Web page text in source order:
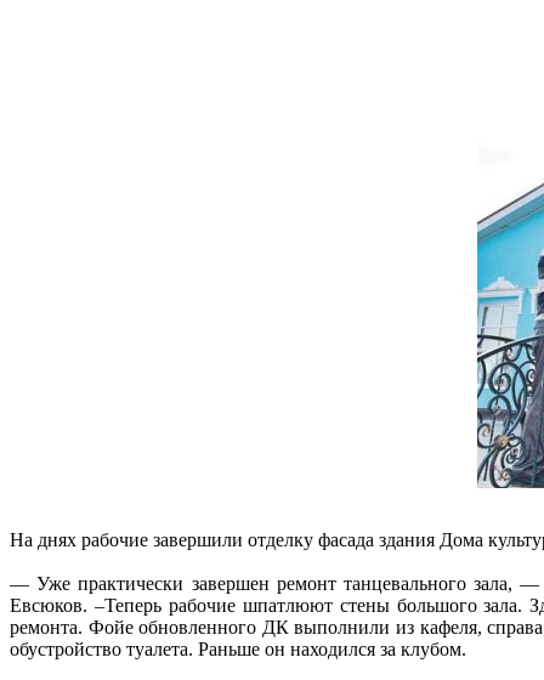
На днях рабочие завершили отделку фасада здания Дома
— Уже практически завершен ремонт танцевального зала, —
Евсюков. –Теперь рабочие шпатлюют стены большого зала.
ремонта. Фойе обновленного ДК выполнили из кафеля,
обустройство туалета. Раньше он находился за клубом.